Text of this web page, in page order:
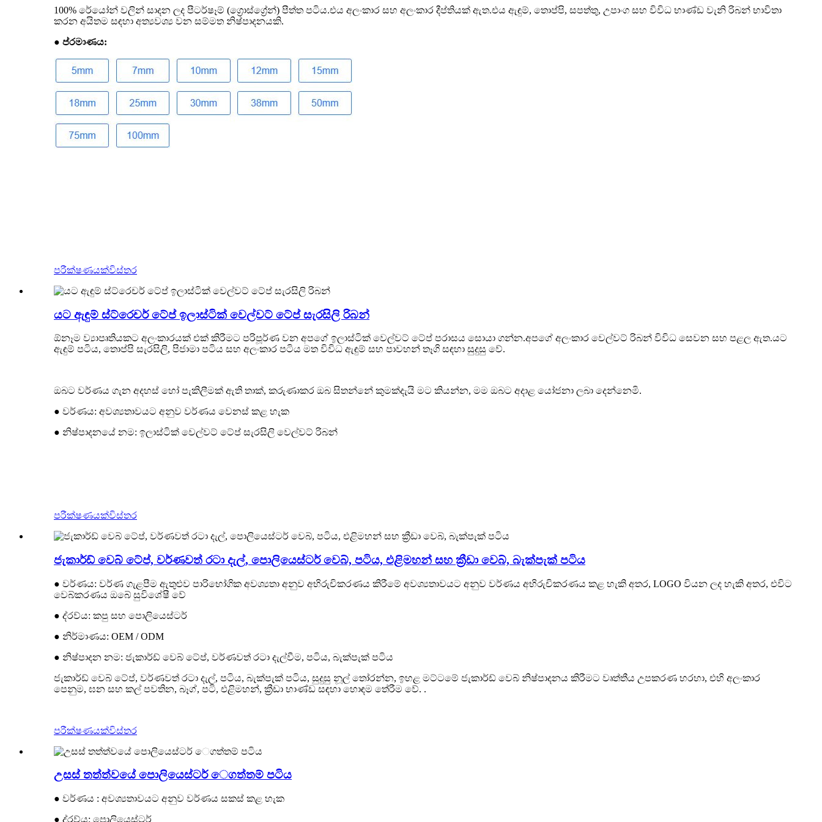
100% රේයෝන් වලින් සාදන ලද පීටර්ෂෑම් (ග්‍රොස්ග්‍රේන්) පීත්ත පටිය.එය අලංකාර සහ අලංකාර දීප්තියක් ඇත.එය ඇඳුම්, තොප්පි, සපත්තු, උපාංග සහ විවිධ භාණ්ඩ වැනි රිබන් භාවිතා
කරන අයිතම සඳහා අත්‍යවශ්‍ය වන සම්මත නිෂ්පාදනයකි.
● ප්රමාණය:
පරීක්ෂණයක්විස්තර
යට ඇඳුම් ස්ට්රෙචර් ටේප් ඉලාස්ටික් වෙල්වට් ටේප් සැරසිලි රිබන්
ඕනෑම ව්‍යාපෘතියකට අලංකාරයක් එක් කිරීමට පරිපූර්ණ වන අපගේ ඉලාස්ටික් වෙල්වට් ටේප් පරාසය සොයා ගන්න.අපගේ අලංකාර වෙල්වට් රිබන් විවිධ සෙවන සහ පළල ඇත.යට
ඇඳුම් පටිය, තොප්පි සැරසිලි, පිජාමා පටිය සහ අලංකාර පටිය මත විවිධ ඇඳුම් සහ පාවහන් තෑගි සඳහා සුදුසු වේ.
ඔබට වර්ණය ගැන අදහස් හෝ පැකිලීමක් ඇති තාක්, කරුණාකර ඔබ සිතන්නේ කුමක්දැයි මට කියන්න, මම ඔබට අදාළ යෝජනා ලබා දෙන්නෙමි.
● වර්ණය: අවශ්‍යතාවයට අනුව වර්ණය වෙනස් කළ හැක
● නිෂ්පාදනයේ නම: ඉලාස්ටික් වෙල්වට් ටේප් සැරසිලි වෙල්වට් රිබන්
පරීක්ෂණයක්විස්තර
ජැකාර්ඩ් වෙබ් ටේප්, වර්ණවත් රටා දැල්, පොලියෙස්ටර් වෙබ්, පටිය, එළිමහන් සහ ක්‍රීඩා වෙබ්, බැක්පැක් පටිය
● වර්ණය: වර්ණ ගැළපීම ඇතුළුව පාරිභෝගික අවශ්‍යතා අනුව අභිරුචිකරණය කිරීමේ අවශ්‍යතාවයට අනුව වර්ණය අභිරුචිකරණය කළ හැකි අතර, LOGO වියන ලද හැකි අතර, එවිට
වෙබ්කරණය ඔබේ සුවිශේෂී වේ
● ද්රව්ය: කපු සහ පොලියෙස්ටර්
● නිර්මාණය: OEM / ODM
● නිෂ්පාදන නම: ජැකාර්ඩ් වෙබ් ටේප්, වර්ණවත් රටා දැල්වීම, පටිය, බැක්පැක් පටිය
ජැකාර්ඩ් වෙබ් ටේප්, වර්ණවත් රටා දැල්, පටිය, බැක්පැක් පටිය, සුදුසු නූල් තෝරන්න, ඉහළ මට්ටමේ ජැකාර්ඩ් වෙබ් නිෂ්පාදනය කිරීමට වෘත්තීය උපකරණ හරහා, එහි අලංකාර
පෙනුම, ඝන සහ කල් පවතින, බෑග්, පටි, එළිමහන්, ක්‍රීඩා භාණ්ඩ සඳහා හොඳම තේරීම වේ. .
පරීක්ෂණයක්විස්තර
උසස් තත්ත්වයේ පොලියෙස්ටර් ෙගත්තම් පටිය
● වර්ණය : අවශ්‍යතාවයට අනුව වර්ණය සකස් කළ හැක
● ද්රව්ය: පොලියෙස්ටර්